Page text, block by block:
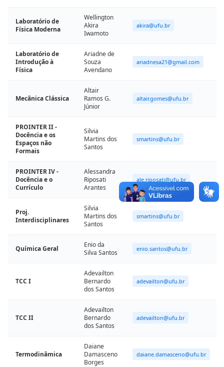
Laboratório de
Física Moderna
Wellington
Akira
Iwamoto
akira@ufu.br
Laboratório de
Introdução à
Física
Ariadne de
Souza
Avendano
ariadnesa21@gmail.com
Mecânica Clássica
Altair
Ramos G.
Júnior
altair.gomes@ufu.br
PROINTER II -
Docência e os
Espaços não
Formais
Silvia
Martins dos
Santos
smartins@ufu.br
PROINTER IV -
Docência e o
Currículo
Alessandra
Riposati
Arantes
ale.riposati@ufu.br
Proj.
Interdisciplinares
Silvia
Martins dos
Santos
smartins@ufu.br
Química Geral
Enio da
Silva Santos
enio.santos@ufu.br
TCC I
Adevailton
Bernardo
dos Santos
adevailton@ufu.br
TCC II
Adevailton
Bernardo
dos Santos
adevailton@ufu.br
Termodinâmica
Daiane
Damasceno
Borges
daiane.damasceno@ufu.br